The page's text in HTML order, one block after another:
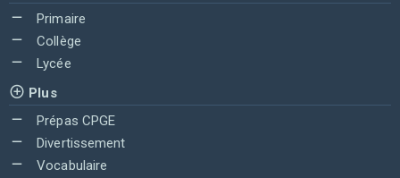
Primaire
Collège
Lycée
Plus
Prépas CPGE
Divertissement
Vocabulaire